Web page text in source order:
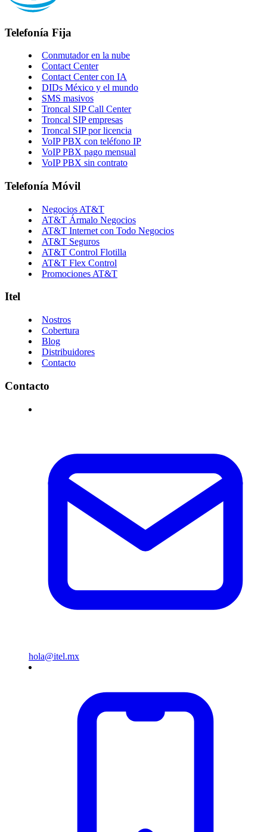
Telefonía Fija
Conmutador en la nube
Contact Center
Contact Center con IA
DIDs México y el mundo
SMS masivos
Troncal SIP Call Center
Troncal SIP empresas
Troncal SIP por licencia
VoIP PBX con teléfono IP
VoIP PBX pago mensual
VoIP PBX sin contrato
Telefonía Móvil
Negocios AT&T
AT&T Ármalo Negocios
AT&T Internet con Todo Negocios
AT&T Seguros
AT&T Control Flotilla
AT&T Flex Control
Promociones AT&T
Itel
Nostros
Cobertura
Blog
Distribuidores
Contacto
Contacto
hola@itel.mx